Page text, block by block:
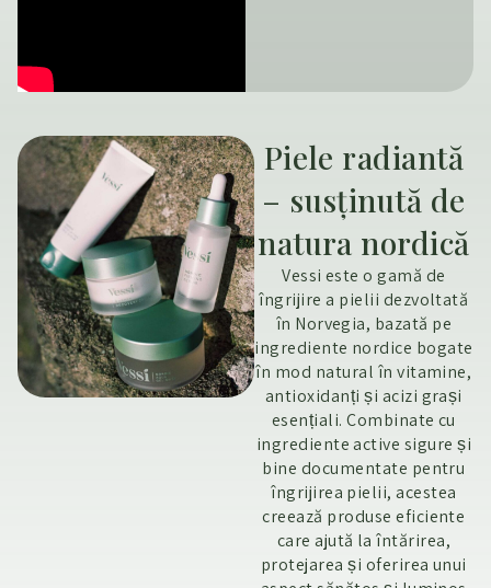
Piele radiantă
– susținută de
natura nordică
Vessi este o gamă de
îngrijire a pielii dezvoltată
în Norvegia, bazată pe
ingrediente nordice bogate
în mod natural în vitamine,
antioxidanți și acizi grași
esențiali. Combinate cu
ingrediente active sigure și
bine documentate pentru
îngrijirea pielii, acestea
creează produse eficiente
care ajută la întărirea,
protejarea și oferirea unui